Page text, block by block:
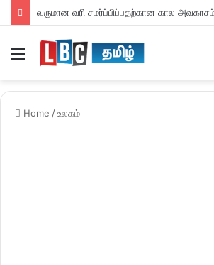
வருமான வரி சமர்ப்பிப்பதற்கான கால அவகாசம்
Home /உலகம்